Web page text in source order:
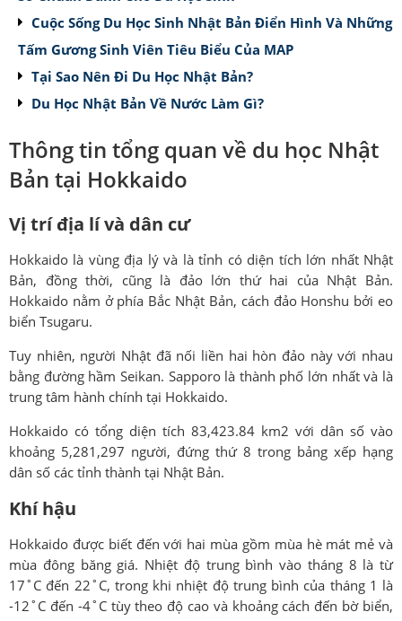
Cuộc Sống Du Học Sinh Nhật Bản Điển Hình Và Những
Tấm Gương Sinh Viên Tiêu Biểu Của MAP
Tại Sao Nên Đi Du Học Nhật Bản?
Du Học Nhật Bản Về Nước Làm Gì?
Thông tin tổng quan về du học Nhật
Bản tại Hokkaido
Vị trí địa lí và dân cư
Hokkaido là vùng địa lý và là tỉnh có diện tích lớn nhất Nhật
Bản, đồng thời, cũng là đảo lớn thứ hai của Nhật Bản.
Hokkaido nằm ở phía Bắc Nhật Bản, cách đảo Honshu bởi eo
biển Tsugaru.
Tuy nhiên, người Nhật đã nối liền hai hòn đảo này với nhau
bằng đường hầm Seikan. Sapporo là thành phố lớn nhất và là
trung tâm hành chính tại Hokkaido.
Hokkaido có tổng diện tích 83,423.84 km2 với dân số vào
khoảng 5,281,297 người, đứng thứ 8 trong bảng xếp hạng
dân số các tỉnh thành tại Nhật Bản.
Khí hậu
Hokkaido được biết đến với hai mùa gồm mùa hè mát mẻ và
mùa đông băng giá. Nhiệt độ trung bình vào tháng 8 là từ
17˚C đến 22˚C, trong khi nhiệt độ trung bình của tháng 1 là
-12˚C đến -4˚C tùy theo độ cao và khoảng cách đến bờ biển,